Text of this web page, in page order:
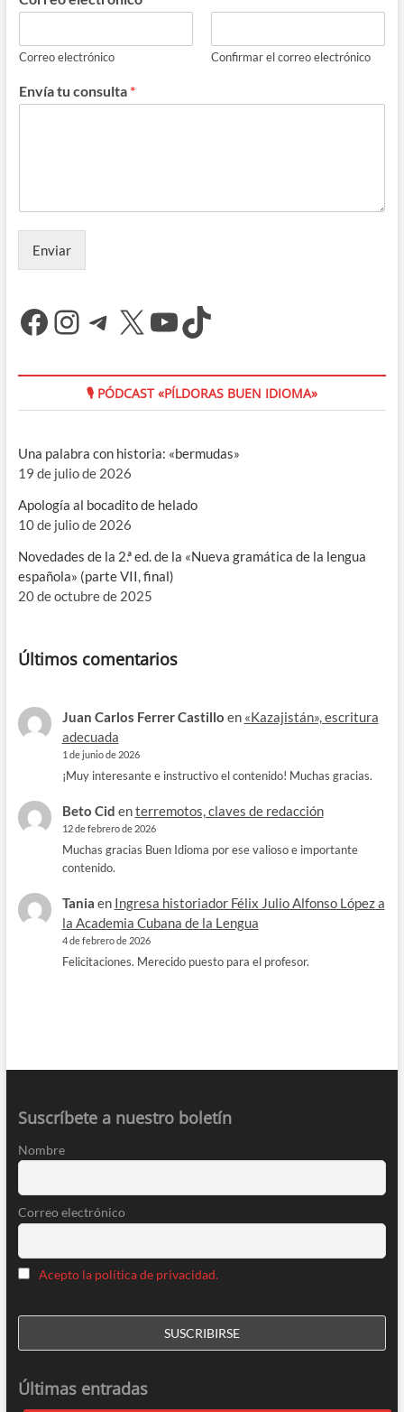
Correo electrónico Confirmar el correo electrónico
Envía tu consulta *
Enviar
Facebook
Instagram
Telegram
X YouTube
TikTok
🎙 PÓDCAST «PÍLDORAS BUEN IDIOMA»
Una palabra con historia: «bermudas»
19 de julio de 2026
Apología al bocadito de helado
10 de julio de 2026
Novedades de la 2.ª ed. de la «Nueva gramática de la lengua
española» (parte VII, final)
20 de octubre de 2025
Últimos comentarios
Juan Carlos Ferrer Castillo en «Kazajistán», escritura
adecuada
1 de junio de 2026
¡Muy interesante e instructivo el contenido! Muchas gracias.
Beto Cid enterremotos, claves de redacción
12 de febrero de 2026
Muchas gracias Buen Idioma por ese valioso e importante
contenido.
Tania en Ingresa historiador Félix Julio Alfonso López a
la Academia Cubana de la Lengua
4 de febrero de 2026
Felicitaciones. Merecido puesto para el profesor.
Suscríbete a nuestro boletín
Nombre
Correo electrónico
Acepto la política de privacidad.
Últimas entradas